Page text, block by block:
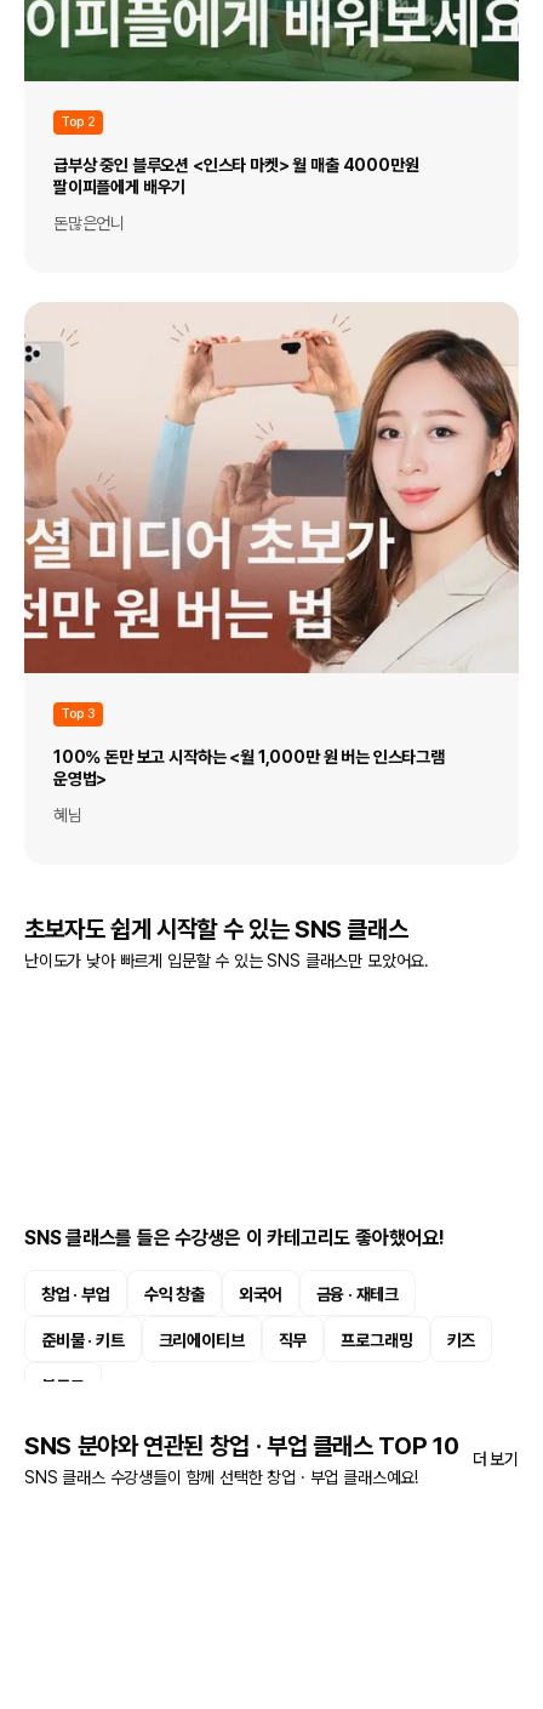
Top 2
급부상 중인 블루오션 <인스타 마켓> 월 매출 4000만원
팔이피플에게 배우기
돈많은언니
Top 3
100% 돈만 보고 시작하는 <월 1,000만 원 버는 인스타그램
운영법>
혜님
초보자도 쉽게 시작할 수 있는 SNS 클래스
난이도가 낮아 빠르게 입문할 수 있는 SNS 클래스만 모았어요.
SNS 클래스를 들은 수강생은 이 카테고리도 좋아했어요!
창업 · 부업 수익 창출 외국어 금융 · 재테크
준비물 · 키트 크리에이티브 직무 프로그래밍 키즈
블로그
SNS 분야와 연관된 창업 · 부업 클래스 TOP 10
SNS 클래스 수강생들이 함께 선택한 창업 · 부업 클래스예요!
더 보기